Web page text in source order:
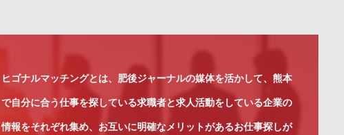
ヒゴナルマッチングとは、肥後ジャーナルの媒体を活かして、熊本
で自分に合う仕事を探している求職者と求人活動をしている企業の
情報をそれぞれ集め、お互いに明確なメリットがあるお仕事探しが